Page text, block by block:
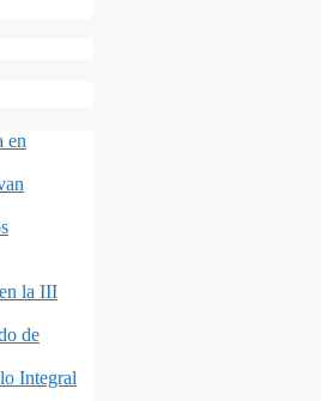
en
la III
de
Integral